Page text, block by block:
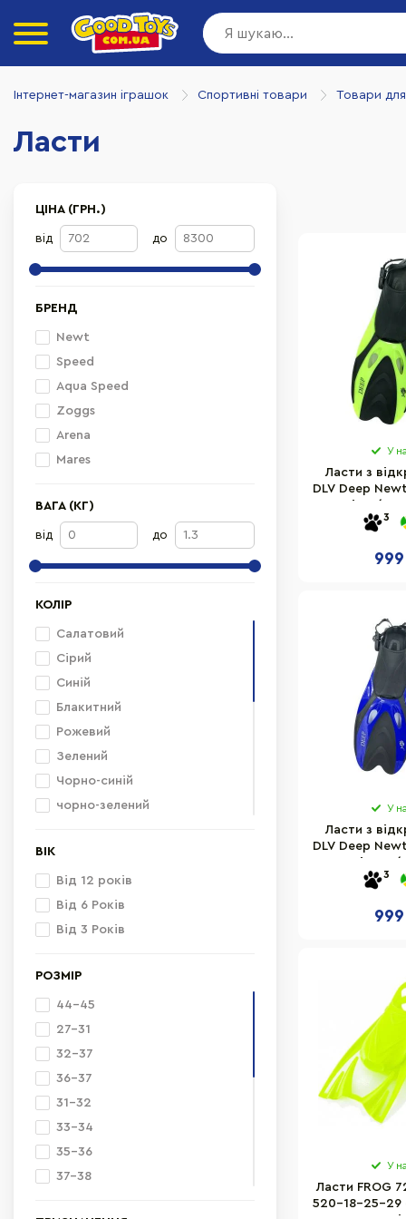
Інтернет-магазин іграшок Спортивні товари Товари
Ласти
ЦІНА (ГРН.)
від до
БРЕНД
Newt
Speed
Aqua Speed
Zoggs
Arena
Mares
ВАГА (КГ)
від до
КОЛІР
Салатовий
Сірий
Синій
Блакитний
Рожевий
Зелений
Чорно-синій
чорно-зелений
Бірюзовий
Жовтий
Помаранчевий
Червоний
Жовто-чорний
Чорно-сірий
Прозорий
Чорно-жовтий
ВІК
Від 12 років
Від 6 Років
Від 3 Років
РОЗМІР
44-45
27-31
32-37
36-37
31-32
33-34
35-36
37-38
У
Ласти з
DLV Deep
3
У
Ласти з
DLV Deep
3
У
Ласти FROG
520-18-25-29